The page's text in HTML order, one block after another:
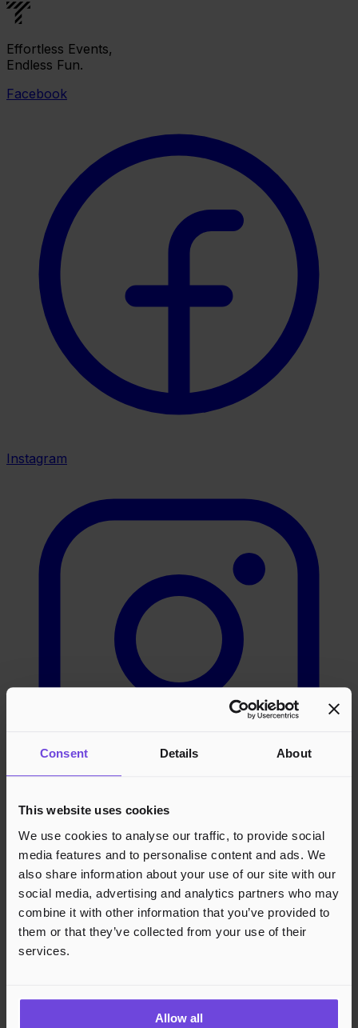
Consent Details About
This website uses cookies
We use cookies to analyse our traffic, to provide social
media features and to personalise content and ads. We
also share information about your use of our site with our
social media, advertising and analytics partners who may
combine it with other information that you’ve provided to
them or that they’ve collected from your use of their
services.
Allow all
Effortless Events,
Endless Fun.
Facebook
Instagram